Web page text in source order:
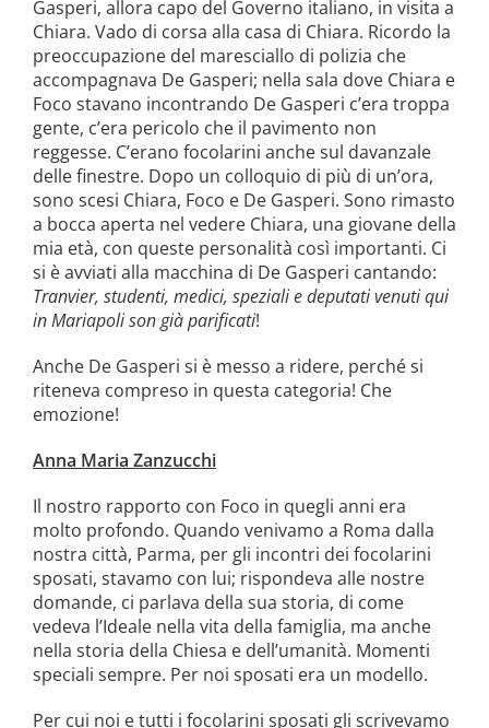
Gasperi, allora capo del Governo italiano, in visita a
Chiara. Vado di corsa alla casa di Chiara. Ricordo la
preoccupazione del maresciallo di polizia che
accompagnava De Gasperi; nella sala dove Chiara e
Foco stavano incontrando De Gasperi c’era troppa
gente, c’era pericolo che il pavimento non
reggesse. C’erano focolarini anche sul davanzale
delle finestre. Dopo un colloquio di più di un’ora,
sono scesi Chiara, Foco e De Gasperi. Sono rimasto
a bocca aperta nel vedere Chiara, una giovane della
mia età, con queste personalità così importanti. Ci
si è avviati alla macchina di De Gasperi cantando:
Tranvier, studenti, medici, speziali e deputati venuti qui
in Mariapoli son già parificati!
Anche De Gasperi si è messo a ridere, perché si
riteneva compreso in questa categoria! Che
emozione!
Anna Maria Zanzucchi
Il nostro rapporto con Foco in quegli anni era
molto profondo. Quando venivamo a Roma dalla
nostra città, Parma, per gli incontri dei focolarini
sposati, stavamo con lui; rispondeva alle nostre
domande, ci parlava della sua storia, di come
vedeva l’Ideale nella vita della famiglia, ma anche
nella storia della Chiesa e dell’umanità. Momenti
speciali sempre. Per noi sposati era un modello.
Per cui noi e tutti i focolarini sposati gli scrivevamo